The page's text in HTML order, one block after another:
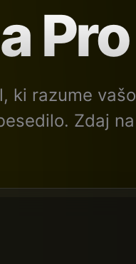
Pro
ki razume vašo
Zdaj na